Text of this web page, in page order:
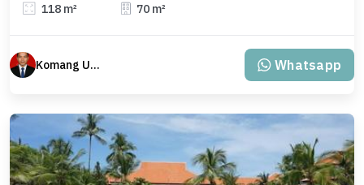
118 m² 70 m²
Komang Udiana Whatsapp